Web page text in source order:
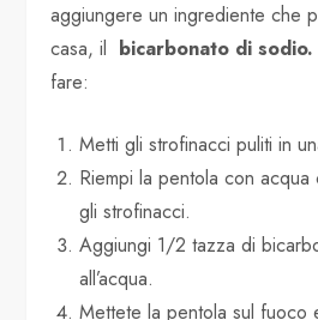
aggiungere un ingrediente che
casa, il bicarbonato di sodio.
fare:
Metti gli strofinacci puliti in
Riempi la pentola con
gli strofinacci.
Aggiungi 1/2 tazza di
all’acqua.
Mettete la pentola sul fuoco